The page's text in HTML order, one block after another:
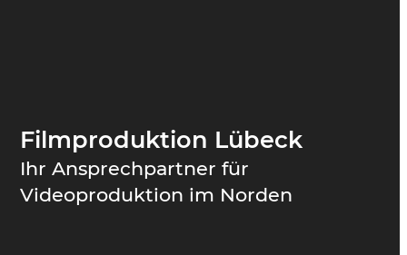
Filmproduktion Lübeck
Ihr Ansprechpartner für
Videoproduktion im Norden